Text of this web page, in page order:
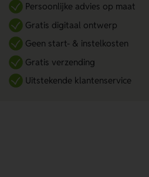
Persoonlijke advies op maat
Gratis digitaal ontwerp
Geen start- & instelkosten
Gratis verzending
Uitstekende klantenservice